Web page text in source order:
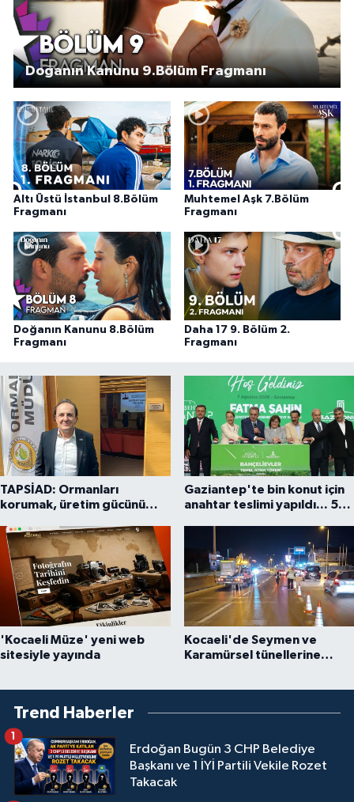
Doğanın Kanunu 9.Bölüm Fragmanı
Altı Üstü İstanbul 8.Bölüm
Fragmanı
Muhtemel Aşk 7.Bölüm
Fragmanı
Doğanın Kanunu 8.Bölüm
Fragmanı
Daha 17 9. Bölüm 2.
Fragmanı
TAPSİAD: Ormanları
korumak, üretim gücünü
Gaziantep'te bin konut için
anahtar teslimi yapıldı... 5
'Kocaeli Müze' yeni web
sitesiyle yayında
Kocaeli'de Seymen ve
Karamürsel tünellerine
Trend Haberler
Erdoğan Bugün 3 CHP Belediye
Başkanı ve 1 İYİ Partili Vekile Rozet
Takacak
1